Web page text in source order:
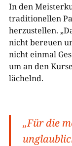
In den
traditionellen
herzustellen.
nicht bereuen
nicht einmal
um an den
lächelnd.
„Für die